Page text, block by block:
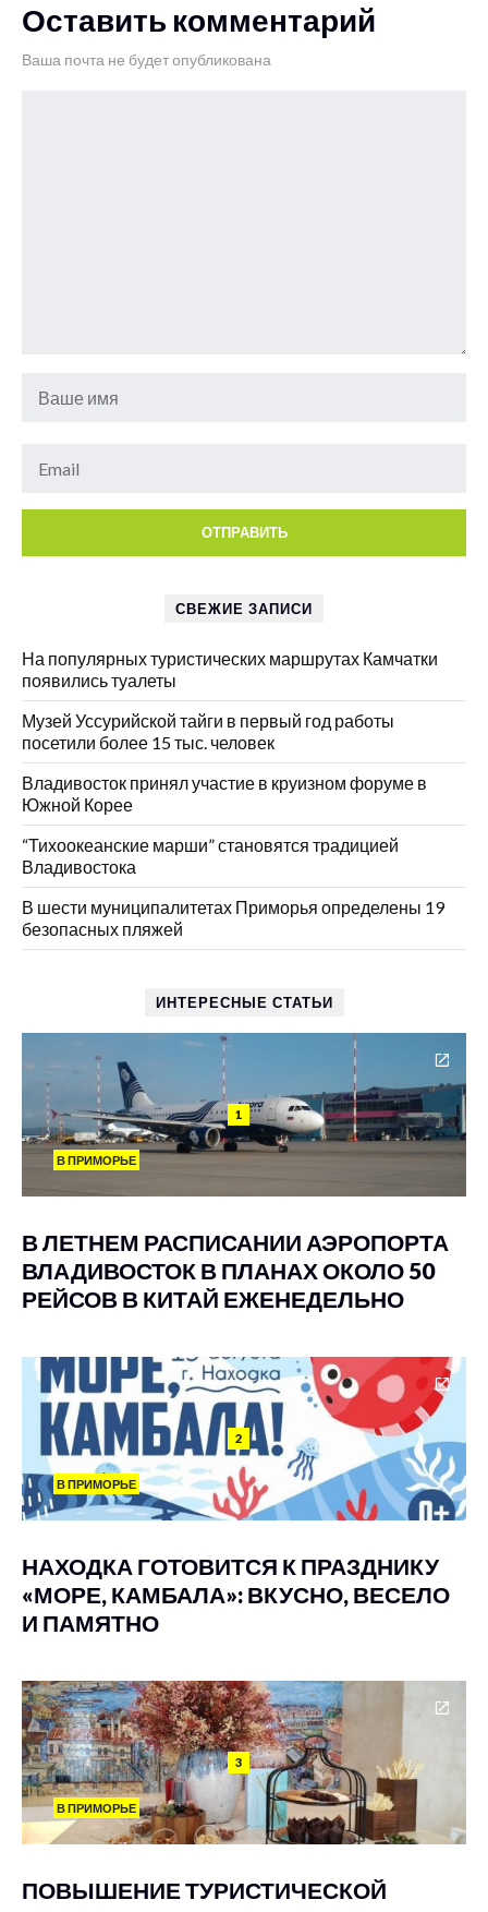
Оставить комментарий
Ваша почта не будет опубликована
СВЕЖИЕ ЗАПИСИ
На популярных туристических маршрутах Камчатки
появились туалеты
Музей Уссурийской тайги в первый год работы
посетили более 15 тыс. человек
Владивосток принял участие в круизном форуме в
Южной Корее
“Тихоокеанские марши” становятся традицией
Владивостока
В шести муниципалитетах Приморья определены 19
безопасных пляжей
ИНТЕРЕСНЫЕ СТАТЬИ
1
В ПРИМОРЬЕ
В ЛЕТНЕМ РАСПИСАНИИ АЭРОПОРТА
ВЛАДИВОСТОК В ПЛАНАХ ОКОЛО 50
РЕЙСОВ В КИТАЙ ЕЖЕНЕДЕЛЬНО
2
В ПРИМОРЬЕ
НАХОДКА ГОТОВИТСЯ К ПРАЗДНИКУ
«МОРЕ, КАМБАЛА»: ВКУСНО, ВЕСЕЛО
И ПАМЯТНО
3
В ПРИМОРЬЕ
ПОВЫШЕНИЕ ТУРИСТИЧЕСКОЙ